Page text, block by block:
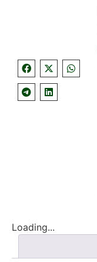
Loading...